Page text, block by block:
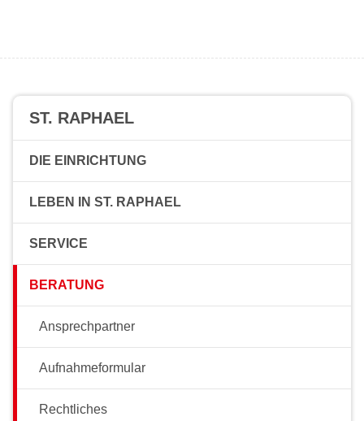
ST. RAPHAEL
DIE EINRICHTUNG
LEBEN IN ST. RAPHAEL
SERVICE
BERATUNG
Ansprechpartner
Aufnahmeformular
Rechtliches